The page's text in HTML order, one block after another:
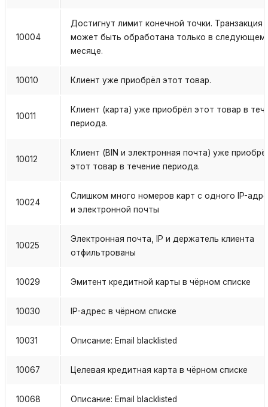
10004
Достигнут лимит конечной точки. Транзакция
может быть обработана только в следующем
месяце.
10010 Клиент уже приобрёл этот товар.
10011
Клиент (карта) уже приобрёл этот товар в
периода.
10012
Клиент (BIN и электронная почта) уже
этот товар в течение периода.
10024
Слишком много номеров карт с одного IP-
и электронной почты
10025
Электронная почта, IP и держатель клиента
отфильтрованы
10029 Эмитент кредитной карты в чёрном списке
10030 IP-адрес в чёрном списке
10031 Описание: Email blacklisted
10067 Целевая кредитная карта в чёрном списке
10068 Описание: Email blacklisted